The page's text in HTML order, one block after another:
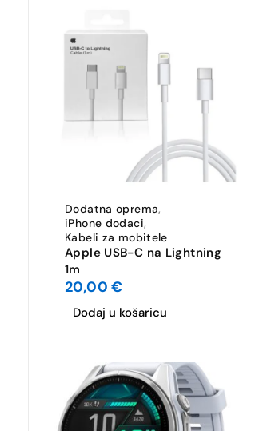
Dodatna oprema,
iPhone dodaci,
Kabeli za mobitele
Apple USB-C na Lightning
1m
20,00€
Dodaj u košaricu